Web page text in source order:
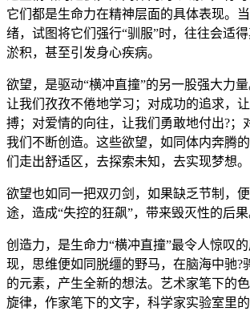
它们都是生命力在精神层面的具体表现。
绪，试图将它们强行“驯服”时，往往会适
淤积，甚至引发身心疾病。
欲望，是驱动“横冲直撞”的另一股强大力量
让我们孜孜不倦地学习；对成功的追求，
搏；对爱情的向往，让我们勇敢地付出?；
我们不断创造。这些欲望，如同体内奔腾
们走出舒适区，去探索未知，去实现梦想。
欲望也如同一把双刃剑，如果缺乏节制，
途，造成“失控的狂飙”，带来毁灭性的后果
创造力，是生命力“横冲直撞”最令人惊叹
现，思维便如同脱缰的野马，在脑海中驰?
的元素，产生全新的想法。艺术家笔下的
旋律，作家笔下的文字，科学家实验室里